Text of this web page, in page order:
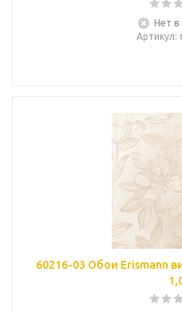
Нет в
Артикул:
60216-03 Обои Erismann